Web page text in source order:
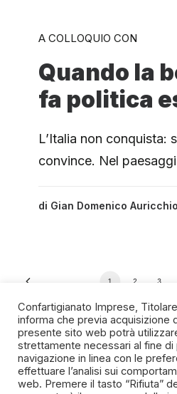
A COLLOQUIO CON
Quando la
fa politica
L’Italia non conquista:
convince. Nel
di Gian Domenico Auricchio
1 2 3
SPIRITO ARTIGIANO
Confartigianato Imprese,
informa che previa acquisizione
presente sito web potrà
strettamente necessari al fine di
navigazione in linea con le
effettuare l’analisi sui
web. Premere il tasto “Rifiuta”